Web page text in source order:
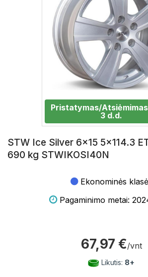
Pristatymas/Atsiėmimas
3 d.d.
STW Ice Silver 6x15 5x114.3
690 kg STWIKOSI40N
Ekonominės
Pagaminimo metai:
67,97 €/vnt
Likutis: 8+